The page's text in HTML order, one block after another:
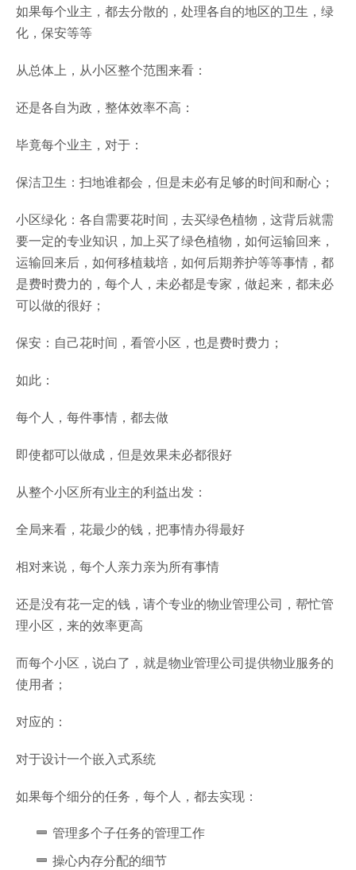
如果每个业主，都去分散的，处理各自的地区的卫生，绿
化，保安等等
从总体上，从小区整个范围来看：
还是各自为政，整体效率不高：
毕竟每个业主，对于：
保洁卫生：扫地谁都会，但是未必有足够的时间和耐心；
小区绿化：各自需要花时间，去买绿色植物，这背后就需
要一定的专业知识，加上买了绿色植物，如何运输回来，
运输回来后，如何移植栽培，如何后期养护等等事情，都
是费时费力的，每个人，未必都是专家，做起来，都未必
可以做的很好；
保安：自己花时间，看管小区，也是费时费力；
如此：
每个人，每件事情，都去做
即使都可以做成，但是效果未必都很好
从整个小区所有业主的利益出发：
全局来看，花最少的钱，把事情办得最好
相对来说，每个人亲力亲为所有事情
还是没有花一定的钱，请个专业的物业管理公司，帮忙管
理小区，来的效率更高
而每个小区，说白了，就是物业管理公司提供物业服务的
使用者；
对应的：
对于设计一个嵌入式系统
如果每个细分的任务，每个人，都去实现：
管理多个子任务的管理工作
操心内存分配的细节